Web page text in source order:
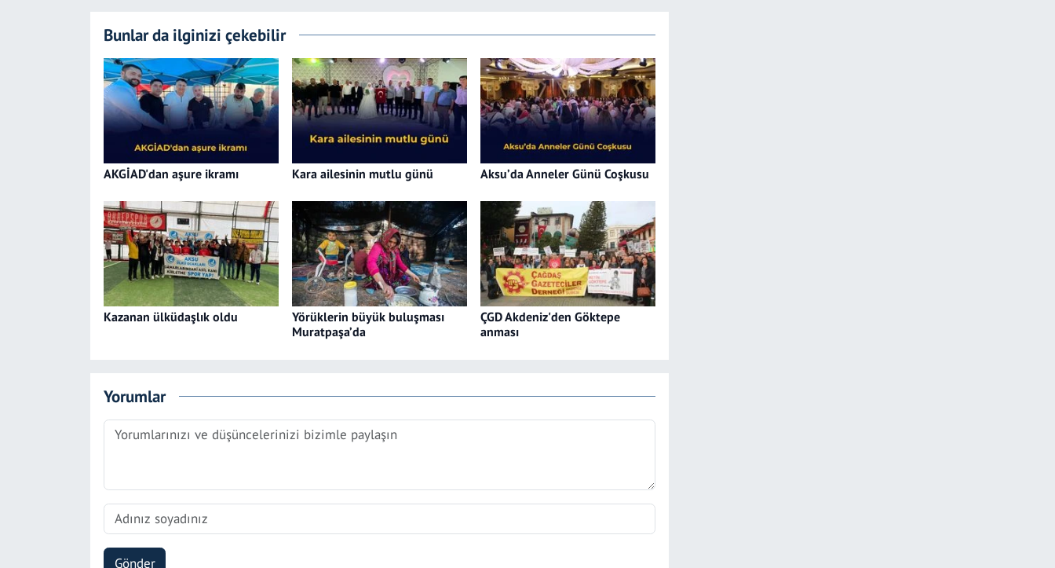
Bunlar da ilginizi çekebilir
AKGİAD'dan aşure ikramı Kara ailesinin mutlu günü Aksu’da Anneler Günü Coşkusu
Kazanan ülküdaşlık oldu
Yörüklerin büyük buluşması
Muratpaşa’da
ÇGD Akdeniz'den Göktepe
anması
Yorumlar
Gönder